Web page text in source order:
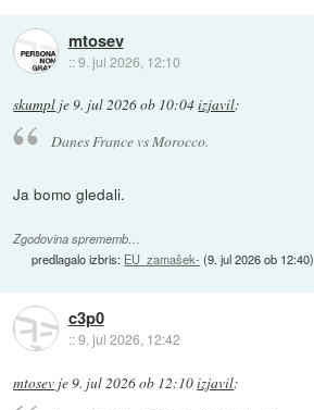
mtosev
::9. jul 2026, 12:10
skumpl je9. jul 2026 ob 10:04izjavil:
Danes France vs Morocco.
Ja bomo gledali.
Zgodovina sprememb…
predlagalo izbris: EU_zamašek- (9. jul 2026 ob 12:40)
c3p0
::9. jul 2026, 12:42
mtosev je9. jul 2026 ob 12:10izjavil: